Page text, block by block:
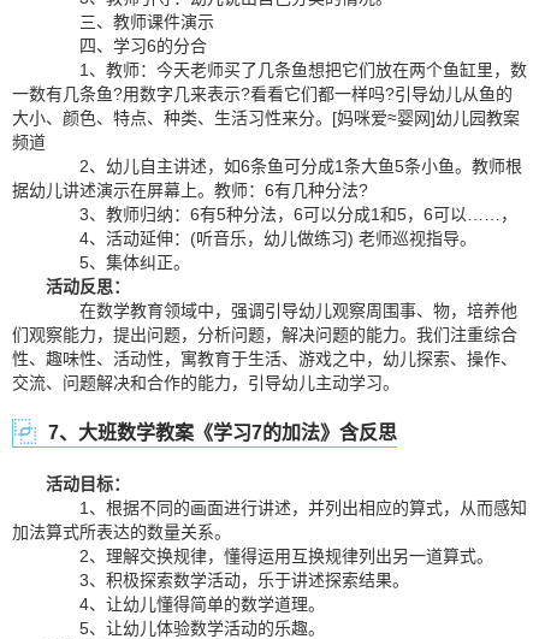
三、教师课件演示
四、学习6的分合
1、教师：今天老师买了几条鱼想把它们放在两个鱼缸里，数
一数有几条鱼?用数字几来表示?看看它们都一样吗?引导幼儿从鱼的
大小、颜色、特点、种类、生活习性来分。[妈咪爱≈婴网]幼儿园教案
频道
2、幼儿自主讲述，如6条鱼可分成1条大鱼5条小鱼。教师根
据幼儿讲述演示在屏幕上。教师：6有几种分法?
3、教师归纳：6有5种分法，6可以分成1和5，6可以……，
4、活动延伸：(听音乐，幼儿做练习) 老师巡视指导。
5、集体纠正。
活动反思：
在数学教育领域中，强调引导幼儿观察周围事、物，培养他
们观察能力，提出问题，分析问题，解决问题的能力。我们注重综合
性、趣味性、活动性，寓教育于生活、游戏之中，幼儿探索、操作、
交流、问题解决和合作的能力，引导幼儿主动学习。
7、大班数学教案《学习7的加法》含反思
活动目标：
1、根据不同的画面进行讲述，并列出相应的算式，从而感知
加法算式所表达的数量关系。
2、理解交换规律，懂得运用互换规律列出另一道算式。
3、积极探索数学活动，乐于讲述探索结果。
4、让幼儿懂得简单的数学道理。
5、让幼儿体验数学活动的乐趣。